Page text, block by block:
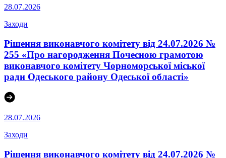
28.07.2026
Заходи
Рішення виконавчого комітету від 24.07.2026 №
255 «Про нагородження Почесною грамотою
виконавчого комітету Чорноморської міської
ради Одеського району Одеської області»
28.07.2026
Заходи
Рішення виконавчого комітету від 24.07.2026 №